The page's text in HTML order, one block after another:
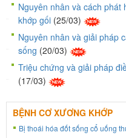
Nguyên nhân và cách
khớp gối (25/03)
Nguyên nhân và giải pháp
sống (20/03)
Triệu chứng và giải pháp
(17/03)
BỆNH CƠ XƯƠNG KHỚP
Bị thoái hóa đốt sống cổ uống